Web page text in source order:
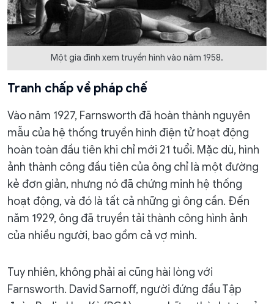
Một gia đình xem truyền hình vào năm 1958.
Tranh chấp về pháp chế
Vào năm 1927, Farnsworth đã hoàn thành nguyên
mẫu của hệ thống truyền hình điện tử hoạt động
hoàn toàn đầu tiên khi chỉ mới 21 tuổi. Mặc dù, hình
ảnh thành công đầu tiên của ông chỉ là một đường
kẻ đơn giản, nhưng nó đã chứng minh hệ thống
hoạt động, và đó là tất cả những gì ông cần. Đến
năm 1929, ông đã truyền tải thành công hình ảnh
của nhiều người, bao gồm cả vợ mình.
Tuy nhiên, không phải ai cũng hài lòng với
Farnsworth. David Sarnoff, người đứng đầu Tập